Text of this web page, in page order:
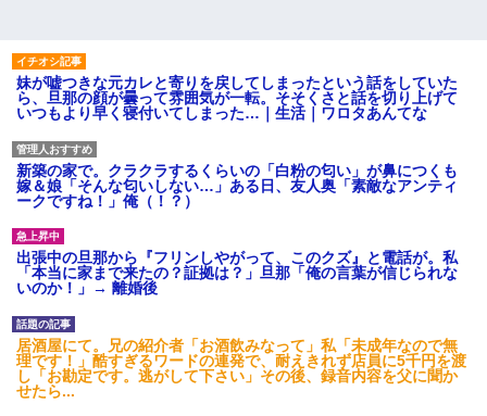
妹が嘘つきな元カレと寄りを戻してしまったという話をしていた
ら、旦那の顔が曇って雰囲気が一転。そそくさと話を切り上げて
いつもより早く寝付いてしまった…｜生活｜ワロタあんてな
新築の家で。クラクラするくらいの「白粉の匂い」が鼻につくも
嫁＆娘「そんな匂いしない…」ある日、友人奥「素敵なアンティ
ークですね！」俺（！？）
出張中の旦那から『フリンしやがって、このクズ』と電話が。私
「本当に家まで来たの？証拠は？」旦那「俺の言葉が信じられな
いのか！」→ 離婚後
居酒屋にて。兄の紹介者「お酒飲みなって」私「未成年なので無
理です！」酷すぎるワードの連発で、耐えきれず店員に5千円を渡
し「お勘定です。逃がして下さい」その後、録音内容を父に聞か
せたら...